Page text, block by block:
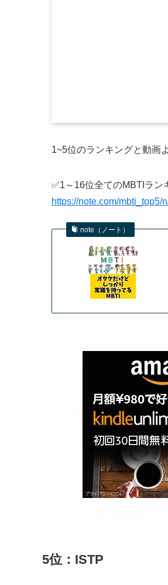
1~5位のランキングと動画
✅1～16位全てのMBTIラ
https://note.com/mbti_top5/
note（ノート）
5位：ISTP